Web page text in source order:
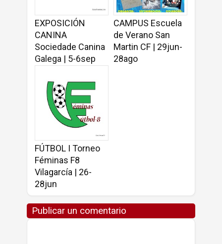
EXPOSICIÓN
CANINA
Sociedade Canina
Galega | 5-6sep
CAMPUS Escuela
de Verano San
Martin CF | 29jun-
28ago
FÚTBOL I Torneo
Féminas F8
Vilagarcía | 26-
28jun
Publicar un comentario